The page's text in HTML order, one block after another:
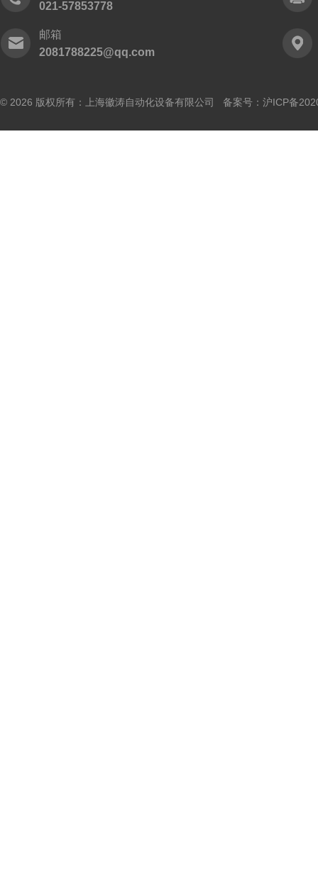
021-57853778
邮箱
2081788225@qq.com
© 2026 版权所有：上海徽涛自动化设备有限公司 备案号： 沪ICP备